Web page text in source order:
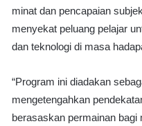
minat dan pencapaian
menyekat peluang pelajar
dan teknologi di masa
“Program ini diadakan
mengetengahkan
berasaskan permainan